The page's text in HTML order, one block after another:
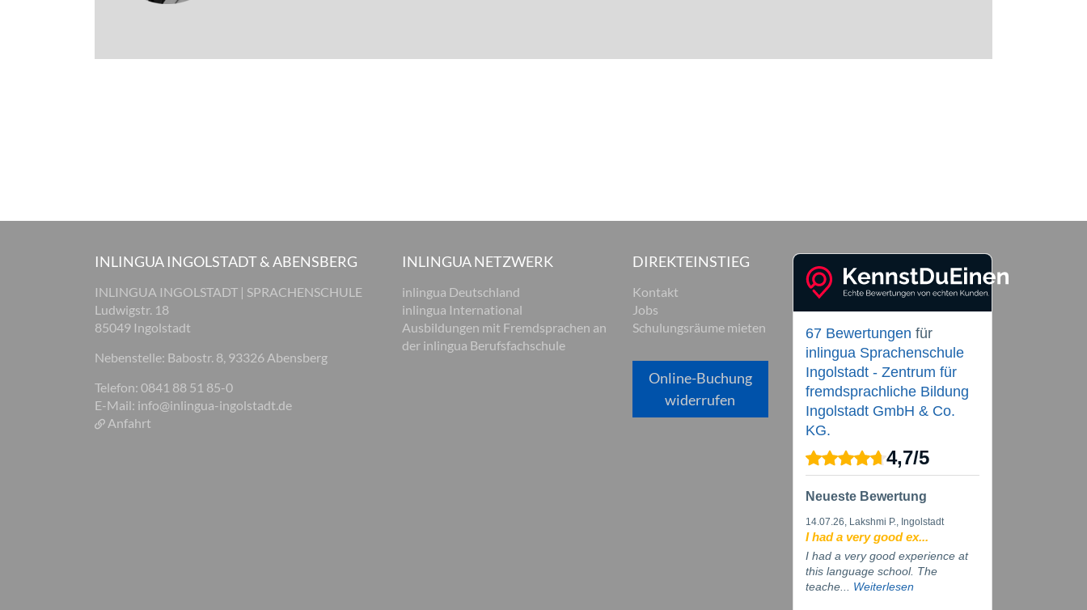
INLINGUA INGOLSTADT & ABENSBERG
INLINGUA INGOLSTADT | SPRACHENSCHULE
Ludwigstr. 18
85049 Ingolstadt
Nebenstelle: Babostr. 8, 93326 Abensberg
Telefon: 0841 88 51 85-0
E-Mail: info@inlingua-ingolstadt.de
Anfahrt
INLINGUA NETZWERK
inlingua Deutschland
inlingua International
Ausbildungen mit Fremdsprachen an
der inlingua Berufsfachschule
DIREKTEINSTIEG
Kontakt
Jobs
Schulungsräume mieten
Online-Buchung
widerrufen
67 Bewertungen für
inlingua Sprachenschule
Ingolstadt - Zentrum für
fremdsprachliche Bildung
Ingolstadt GmbH & Co.
KG.
4,7/5
Neueste Bewertung
14.07.26, Lakshmi P., Ingolstadt
I had a very good ex...
I had a very good experience at
this language school. The
teache... Weiterlesen